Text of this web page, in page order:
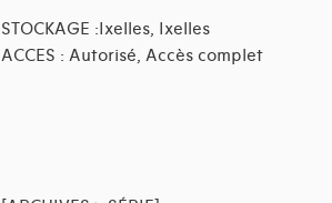
STOCKAGE :Ixelles, Ixelles
ACCES : Autorisé, Accès complet